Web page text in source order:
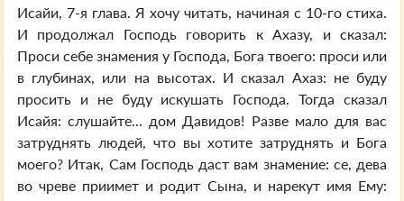
Исайи, 7-я глава. Я хочу читать, начиная с 10-го стиха.
И продолжал Господь говорить к Ахазу, и сказал:
Проси себе знамения у Господа, Бога твоего: проси или
в глубинах, или на высотах. И сказал Ахаз: не буду
просить и не буду искушать Господа. Тогда сказал
Исайя: слушайте... дом Давидов! Разве мало для вас
затруднять людей, что вы хотите затруднять и Бога
моего? Итак, Сам Господь даст вам знамение: се, дева
во чреве приимет и родит Сына, и нарекут имя Ему: